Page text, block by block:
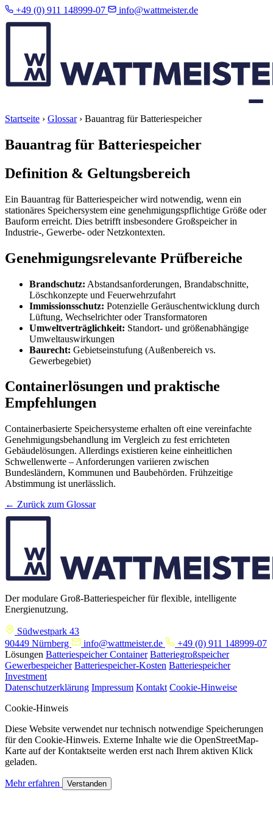
+49 (0) 911 148999-07 info@wattmeister.de
Startseite › Glossar› Bauantrag für Batteriespeicher
Bauantrag für Batteriespeicher
Definition & Geltungsbereich
Ein Bauantrag für Batteriespeicher wird notwendig, wenn ein
stationäres Speichersystem eine genehmigungspflichtige Größe oder
Bauform erreicht. Dies betrifft insbesondere Großspeicher in
Industrie-, Gewerbe- oder Netzkontexten.
Genehmigungsrelevante Prüfbereiche
Brandschutz: Abstandsanforderungen, Brandabschnitte,
Löschkonzepte und Feuerwehrzufahrt
Immissionsschutz: Potenzielle Geräuschentwicklung durch
Lüftung, Wechselrichter oder Transformatoren
Umweltverträglichkeit: Standort- und größenabhängige
Umweltauswirkungen
Baurecht: Gebietseinstufung (Außenbereich vs.
Gewerbegebiet)
Containerlösungen und praktische
Empfehlungen
Containerbasierte Speichersysteme erhalten oft eine vereinfachte
Genehmigungsbehandlung im Vergleich zu fest errichteten
Gebäudelösungen. Allerdings existieren keine einheitlichen
Schwellenwerte – Anforderungen variieren zwischen
Bundesländern, Kommunen und Baubehörden. Frühzeitige
Abstimmung ist unerlässlich.
← Zurück zum Glossar
Der modulare Groß-Batteriespeicher für flexible, intelligente
Energienutzung.
Südwestpark 43
90449 Nürnberg
info@wattmeister.de
+49 (0) 911 148999-07
Lösungen Batteriespeicher Container Batteriegroßspeicher
Gewerbespeicher Batteriespeicher-Kosten Batteriespeicher
Investment
Datenschutzerklärung Impressum Kontakt Cookie-Hinweise
Cookie-Hinweis
Diese Website verwendet nur technisch notwendige Speicherungen
für den Cookie-Hinweis. Externe Inhalte wie die OpenStreetMap-
Karte auf der Kontaktseite werden erst nach Ihrem aktiven Klick
geladen.
Mehr erfahren Verstanden